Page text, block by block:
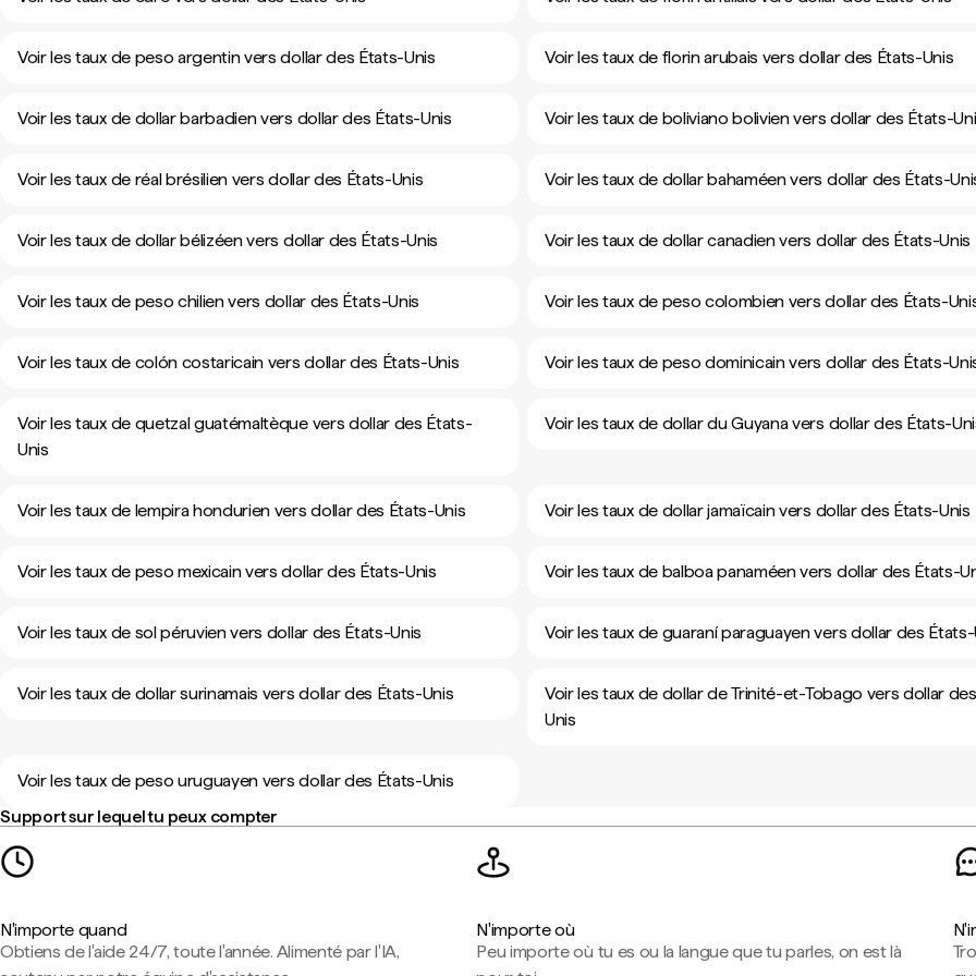
Voir les taux de peso argentin vers dollar des États-Unis Voir les taux de florin arubais vers dollar des États-Unis
Voir les taux de dollar barbadien vers dollar des États-Unis Voir les taux de boliviano bolivien vers dollar des États-
Voir les taux de réal brésilien vers dollar des États-Unis Voir les taux de dollar bahaméen vers dollar des États-
Voir les taux de dollar bélizéen vers dollar des États-Unis Voir les taux de dollar canadien vers dollar des États-Unis
Voir les taux de peso chilien vers dollar des États-Unis Voir les taux de peso colombien vers dollar des États-
Voir les taux de colón costaricain vers dollar des États-Unis Voir les taux de peso dominicain vers dollar des États-
Voir les taux de quetzal guatémaltèque vers dollar des États-
Unis
Voir les taux de dollar du Guyana vers dollar des États-
Voir les taux de lempira hondurien vers dollar des États-Unis Voir les taux de dollar jamaïcain vers dollar des États-Unis
Voir les taux de peso mexicain vers dollar des États-Unis Voir les taux de balboa panaméen vers dollar des États-
Voir les taux de sol péruvien vers dollar des États-Unis Voir les taux de guaraní paraguayen vers dollar des États-
Voir les taux de dollar surinamais vers dollar des États-Unis
Voir les taux de dollar de Trinité-et-Tobago vers dollar
Unis
Voir les taux de peso uruguayen vers dollar des États-Unis
Support sur lequel tu peux compter
N'importe quand
Obtiens de l'aide 24/7, toute l'année. Alimenté par l'IA,
N'importe où
Peu importe où tu es ou la langue que tu parles, on est là